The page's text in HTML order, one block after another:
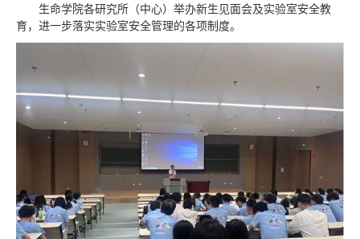
生命学院各研究所（中心）举办新生见面会及实验室安全教
育，进一步落实实验室安全管理的各项制度。